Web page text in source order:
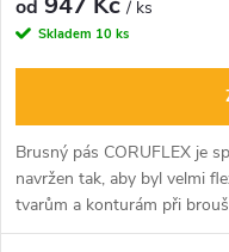
k
t
ů
u
k
t
ů
od / ks
Skladem 10 ks
Brusný pás CORUFLEX je
navržen tak, aby byl velmi
tvarům a konturám při